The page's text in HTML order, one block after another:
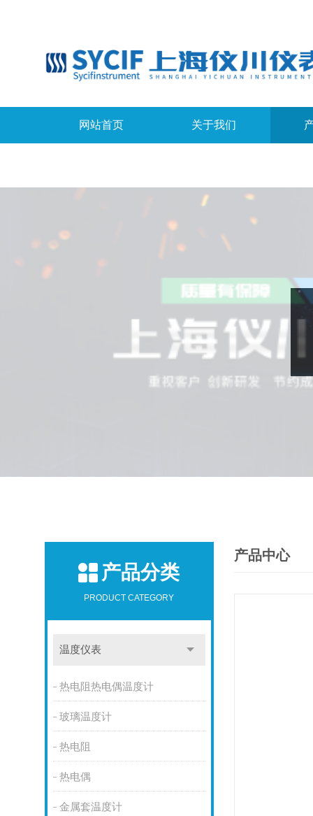
网站首页 关于我们
产品分类
PRODUCT CATEGORY
温度仪表
热电阻热电偶温度计
玻璃温度计
热电阻
热电偶
金属套温度计
产品中心